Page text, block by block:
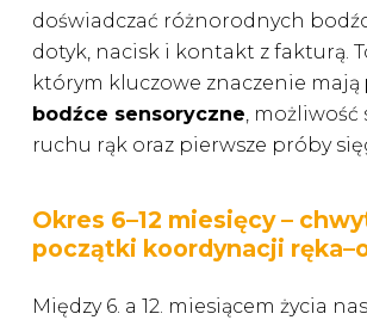
doświadczać różnorodnych
dotyk, nacisk i kontakt z fakturą.
którym kluczowe znaczenie mają
bodźce sensoryczne,
ruchu rąk oraz pierwsze próby
Okres 6–12 miesięcy –
początki koordynacji
Między 6. a 12. miesiącem życia